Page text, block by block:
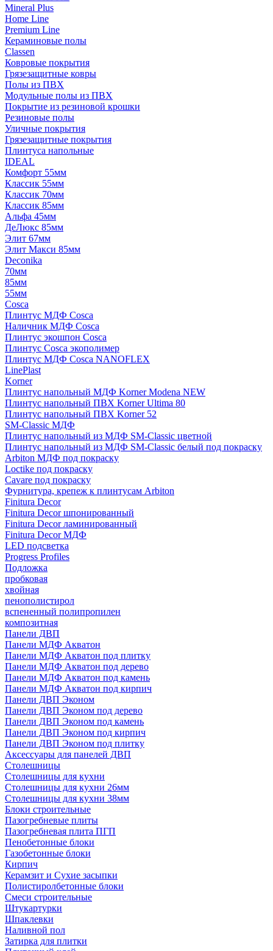
Mineral Plus
Home Line
Premium Line
Кераминовые полы
Classen
Ковровые покрытия
Грязезащитные ковры
Полы из ПВХ
Модульные полы из ПВХ
Покрытие из резиновой крошки
Резиновые полы
Уличные покрытия
Грязезащитные покрытия
Плинтуса напольные
IDEAL
Комфорт 55мм
Классик 55мм
Классик 70мм
Классик 85мм
Альфа 45мм
ДеЛюкс 85мм
Элит 67мм
Элит Макси 85мм
Deconika
70мм
85мм
55мм
Cosca
Плинтус МДФ Cosca
Наличник МДФ Cosca
Плинтус экошпон Cosca
Плинтус Cosca экополимер
Плинтус МДФ Cosca NANOFLEX
LinePlast
Korner
Плинтус напольный МДФ Korner Modena NEW
Плинтус напольный ПВХ Korner Ultima 80
Плинтус напольный ПВХ Korner 52
SM-Classic МДФ
Плинтус напольный из МДФ SM-Classic цветной
Плинтус напольный из МДФ SM-Classic белый под покраску
Arbiton МДФ под покраску
Loctike под покраску
Cavare под покраску
Фурнитура, крепеж к плинтусам Arbiton
Finitura Decor
Finitura Decor шпонированный
Finitura Decor ламинированный
Finitura Decor МДФ
LED подсветка
Progress Profiles
Подложка
пробковая
хвойная
пенополистирол
вспененный полипропилен
композитная
Панели ДВП
Панели МДФ Акватон
Панели МДФ Акватон под плитку
Панели МДФ Акватон под дерево
Панели МДФ Акватон под камень
Панели МДФ Акватон под кирпич
Панели ДВП Эконом
Панели ДВП Эконом под дерево
Панели ДВП Эконом под камень
Панели ДВП Эконом под кирпич
Панели ДВП Эконом под плитку
Аксессуары для панелей ДВП
Столешницы
Столешницы для кухни
Столешницы для кухни 26мм
Столешницы для кухни 38мм
Блоки строительные
Пазогребневые плиты
Пазогребневая плита ПГП
Пенобетонные блоки
Газобетонные блоки
Кирпич
Керамзит и Сухие засыпки
Полистиролбетонные блоки
Смеси строительные
Штукартурки
Шпаклевки
Наливной пол
Затирка для плитки